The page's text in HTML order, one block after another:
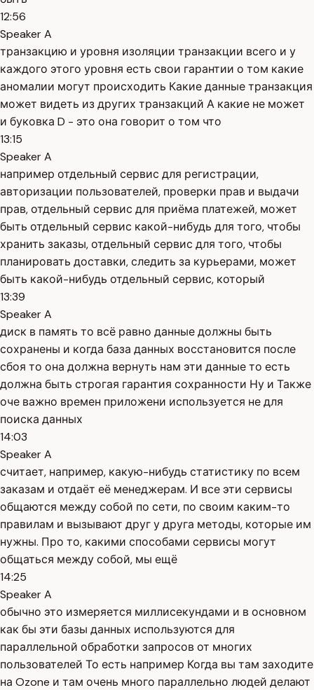
12:56
Speaker A
транзакцию и уровня изоляции транзакции всего и у
каждого этого уровня есть свои гарантии о том какие
аномалии могут происходить Какие данные транзакция
может видеть из других транзакций А какие не может
и буковка D - это она говорит о том что
13:15
Speaker A
например отдельный сервис для регистрации,
авторизации пользователей, проверки прав и выдачи
прав, отдельный сервис для приёма платежей, может
быть отдельный сервис какой-нибудь для того, чтобы
хранить заказы, отдельный сервис для того, чтобы
планировать доставки, следить за курьерами, может
быть какой-нибудь отдельный сервис, который
13:39
Speaker A
диск в память то всё равно данные должны быть
сохранены и когда база данных восстановится после
сбоя то она должна вернуть нам эти данные то есть
должна быть строгая гарантия сохранности Ну и Также
оче важно времен приложени используется не для
поиска данных
14:03
Speaker A
считает, например, какую-нибудь статистику по всем
заказам и отдаёт её менеджерам. И все эти сервисы
общаются между собой по сети, по своим каким-то
правилам и вызывают друг у друга методы, которые им
нужны. Про то, какими способами сервисы могут
общаться между собой, мы ещё
14:25
Speaker A
обычно это измеряется миллисекундами и в основном
как бы эти базы данных используются для
параллельной обработки запросов от многих
пользователей То есть например Когда вы там заходите
на Ozone и там очень много параллельно людей делают